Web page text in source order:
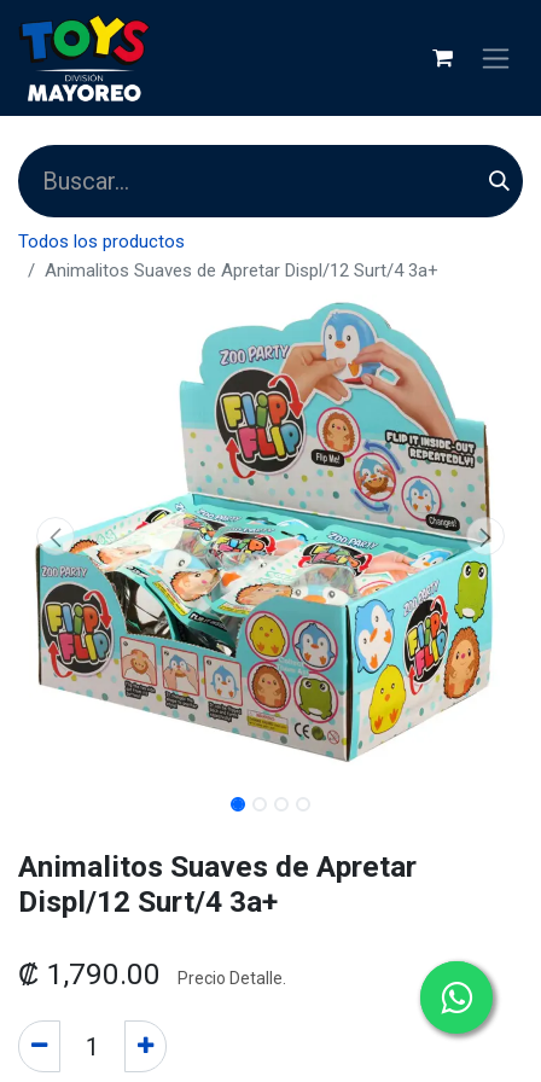
Todos los productos
Animalitos Suaves de Apretar Displ/12 Surt/4 3a+
Animalitos Suaves de Apretar
Displ/12 Surt/4 3a+
₡ 1,790.00 Precio Detalle.